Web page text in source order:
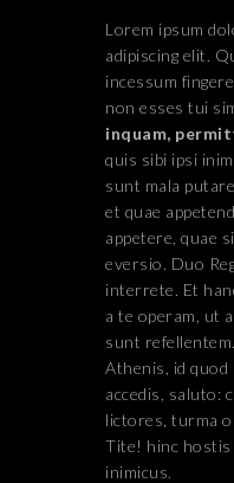
Lorem ipsum
adipiscing elit.
incessum
non esses tui
inquam,
quis sibi ipsi
sunt mala
et quae
appetere, quae
eversio. Duo
interrete. Et
a te operam, ut
sunt
Athenis, id quod
accedis, saluto:
lictores, turma
Tite! hinc hostis
inimicus.